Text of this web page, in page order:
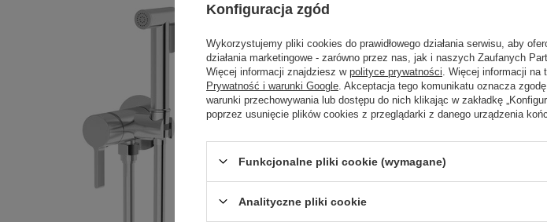
Konfiguracja zgód
Wykorzystujemy pliki cookies do prawidłowego działania serwisu, aby
działania marketingowe - zarówno przez nas, jak i naszych Zaufanych
Więcej informacji znajdziesz w polityce prywatności . Więcej informacji
Prywatność i warunki Google . Akceptacja tego komunikatu oznacza
warunki przechowywania lub dostępu do nich klikając w zakładkę
poprzez usunięcie plików cookies z przeglądarki z danego urządzenia
Funkcjonalne pliki cookie (wymagane)
Analityczne pliki cookie